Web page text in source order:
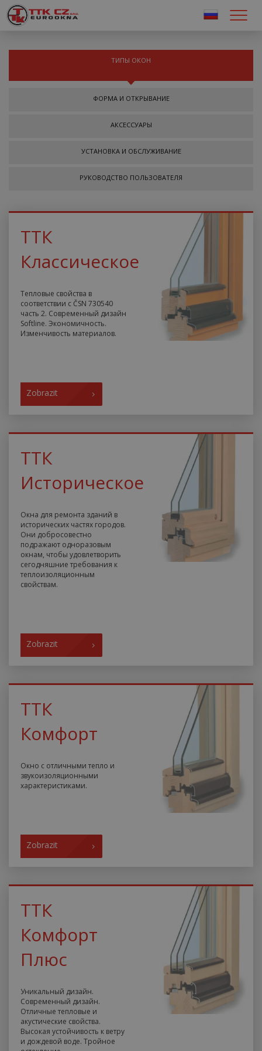
ТИПЫ ОКОН
ФОРМА И ОТКРЫВАНИЕ
АКСЕССУАРЫ
УСТАНОВКА И ОБСЛУЖИВАНИЕ
РУКОВОДСТВО ПОЛЬЗОВАТЕЛЯ
ТТК
Классическое
Тепловые свойства в
соответствии с ČSN 730540
часть 2. Современный дизайн
Softline. Экономичность.
Изменчивость материалов.
Zobrazit
ТТК
Историческое
Окна для ремонта зданий в
исторических частях городов.
Они добросовестно
подражают одноразовым
окнам, чтобы удовлетворить
сегодняшние требования к
теплоизоляционным
свойствам.
Zobrazit
ТТК
Комфорт
Окно с отличными тепло и
звукоизоляционными
характеристиками.
Zobrazit
ТТК
Комфорт
Плюс
Уникальный дизайн.
Современный дизайн.
Отличные тепловые и
акустические свойства.
Высокая устойчивость к ветру
и дождевой воде. Тройное